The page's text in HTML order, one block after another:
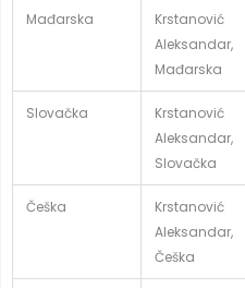
Mađarska
Krstanović
Aleksandar,
Mađarska
Slovačka
Krstanović
Aleksandar,
Slovačka
Češka
Krstanović
Aleksandar,
Češka